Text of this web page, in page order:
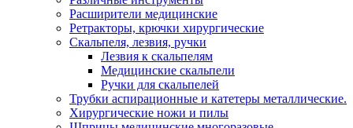
Расширители медицинские
Ретракторы, крючки хирургические
Скальпеля, лезвия, ручки
Лезвия к скальпелям
Медицинские скальпели
Ручки для скальпелей
Трубки аспирационные и катетеры металлические.
Хирургические ножи и пилы